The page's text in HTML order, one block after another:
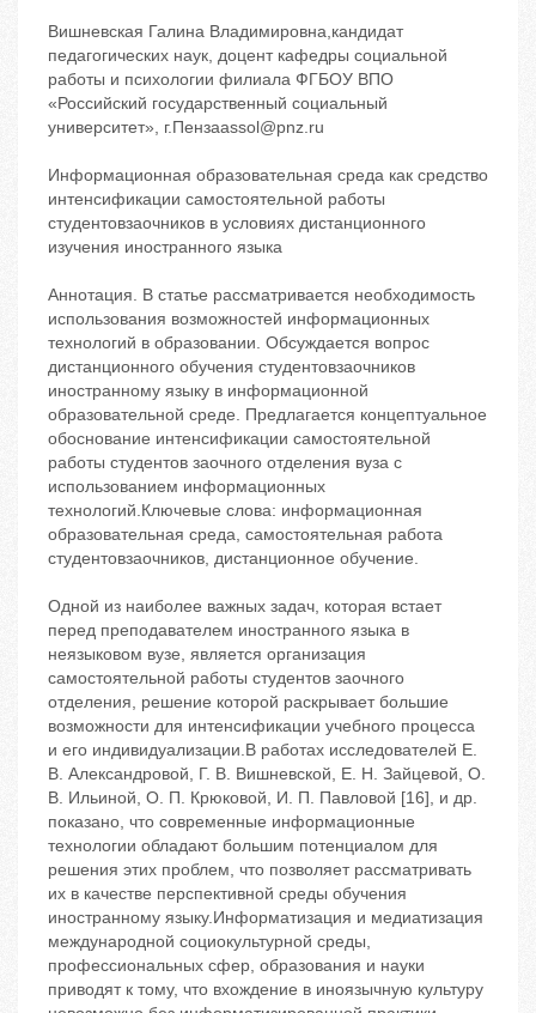
Вишневская Галина Владимировна,кандидат
педагогических наук, доцент кафедры социальной
работы и психологии филиала ФГБОУ ВПО
«Российский государственный социальный
университет», г.Пензаassol@pnz.ru
Информационная образовательная среда как средство
интенсификации самостоятельной работы
студентовзаочников в условиях дистанционного
изучения иностранного языка
Аннотация. В статье рассматривается необходимость
использования возможностей информационных
технологий в образовании. Обсуждается вопрос
дистанционного обучения студентовзаочников
иностранному языку в информационной
образовательной среде. Предлагается концептуальное
обоснование интенсификации самостоятельной
работы студентов заочного отделения вуза с
использованием информационных
технологий.Ключевые слова: информационная
образовательная среда, самостоятельная работа
студентовзаочников, дистанционное обучение.
Одной из наиболее важных задач, которая встает
перед преподавателем иностранного языка в
неязыковом вузе, является организация
самостоятельной работы студентов заочного
отделения, решение которой раскрывает большие
возможности для интенсификации учебного процесса
и его индивидуализации.В работах исследователей Е.
В. Александровой, Г. В. Вишневской, Е. Н. Зайцевой, О.
В. Ильиной, О. П. Крюковой, И. П. Павловой [1‬6], и др.
показано, что современные информационные
технологии обладают большим потенциалом для
решения этих проблем, что позволяет рассматривать
их в качестве перспективной среды обучения
иностранному языку.Информатизация и медиатизация
международной социокультурной среды,
профессиональных сфер, образования и науки
приводят к тому, что вхождение в иноязычную культуру